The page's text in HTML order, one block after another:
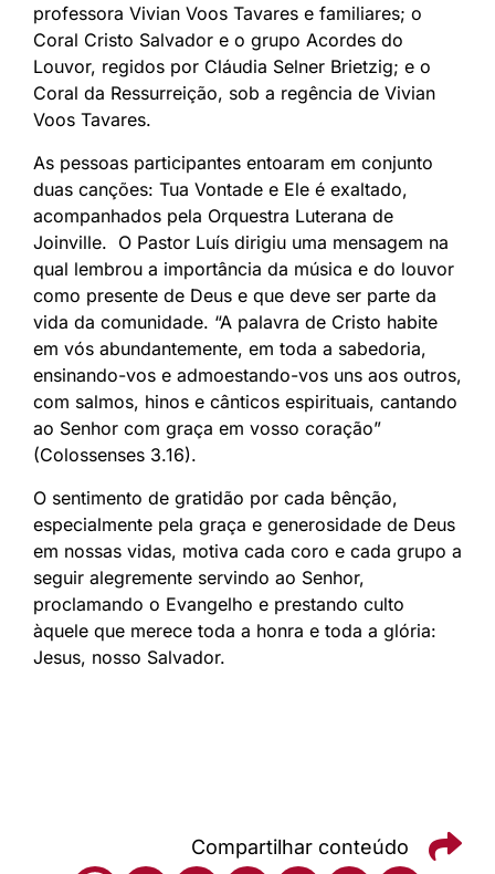
professora Vivian Voos Tavares e familiares; o
Coral Cristo Salvador e o grupo Acordes do
Louvor, regidos por Cláudia Selner Brietzig; e o
Coral da Ressurreição, sob a regência de Vivian
Voos Tavares.
As pessoas participantes entoaram em conjunto
duas canções: Tua Vontade e Ele é exaltado,
acompanhados pela Orquestra Luterana de
Joinville. O Pastor Luís dirigiu uma mensagem na
qual lembrou a importância da música e do louvor
como presente de Deus e que deve ser parte da
vida da comunidade. “A palavra de Cristo habite
em vós abundantemente, em toda a sabedoria,
ensinando-vos e admoestando-vos uns aos outros,
com salmos, hinos e cânticos espirituais, cantando
ao Senhor com graça em vosso coração”
(Colossenses 3.16).
O sentimento de gratidão por cada bênção,
especialmente pela graça e generosidade de Deus
em nossas vidas, motiva cada coro e cada grupo a
seguir alegremente servindo ao Senhor,
proclamando o Evangelho e prestando culto
àquele que merece toda a honra e toda a glória:
Jesus, nosso Salvador.
Compartilhar conteúdo